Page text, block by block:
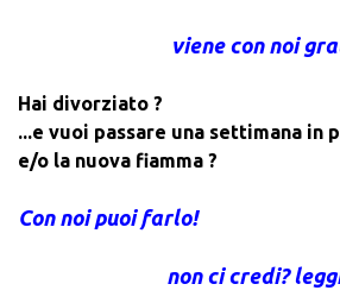
viene con noi
Hai divorziato ?
...e vuoi passare una settimana in
e/o la nuova fiamma ?
Con noi puoi farlo!
non ci credi?